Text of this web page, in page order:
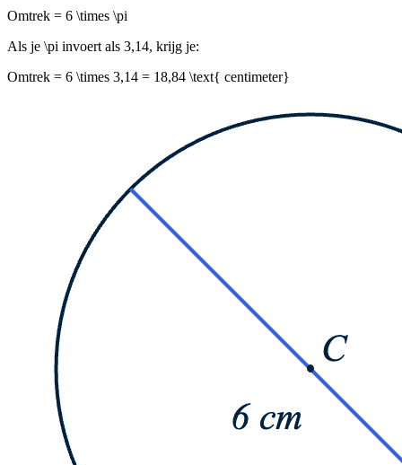
Omtrek = 6 \times \pi
Als je \pi invoert als 3,14, krijg je:
Omtrek = 6 \times 3,14 = 18,84 \text{ centimeter}